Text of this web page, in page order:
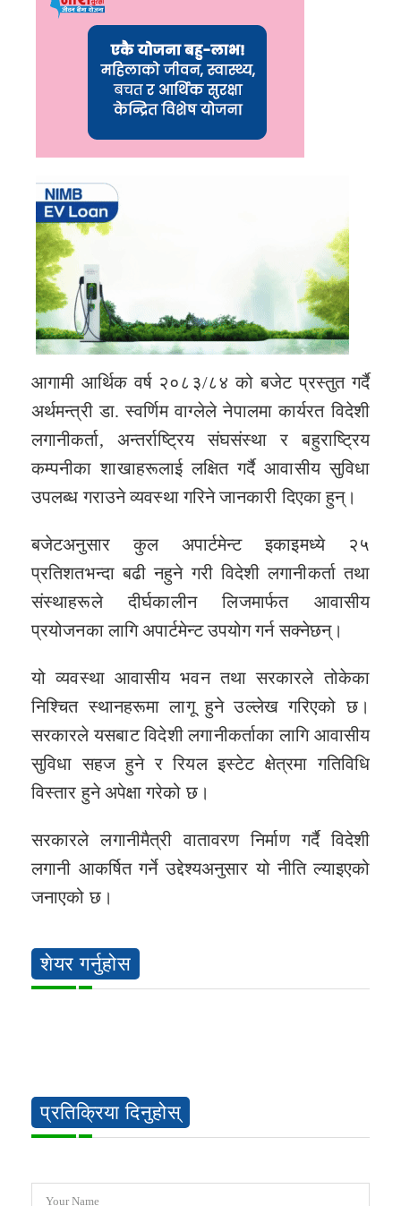
आगामी आर्थिक वर्ष २०८३/८४ को बजेट प्रस्तुत गर्दै
अर्थमन्त्री डा. स्वर्णिम वाग्लेले नेपालमा कार्यरत विदेशी
लगानीकर्ता, अन्तर्राष्ट्रिय संघसंस्था र बहुराष्ट्रिय
कम्पनीका शाखाहरूलाई लक्षित गर्दै आवासीय सुविधा
उपलब्ध गराउने व्यवस्था गरिने जानकारी दिएका हुन्।
बजेटअनुसार कुल अपार्टमेन्ट इकाइमध्ये २५
प्रतिशतभन्दा बढी नहुने गरी विदेशी लगानीकर्ता तथा
संस्थाहरूले दीर्घकालीन लिजमार्फत आवासीय
प्रयोजनका लागि अपार्टमेन्ट उपयोग गर्न सक्नेछन्।
यो व्यवस्था आवासीय भवन तथा सरकारले तोकेका
निश्चित स्थानहरूमा लागू हुने उल्लेख गरिएको छ।
सरकारले यसबाट विदेशी लगानीकर्ताका लागि आवासीय
सुविधा सहज हुने र रियल इस्टेट क्षेत्रमा गतिविधि
विस्तार हुने अपेक्षा गरेको छ।
सरकारले लगानीमैत्री वातावरण निर्माण गर्दै विदेशी
लगानी आकर्षित गर्ने उद्देश्यअनुसार यो नीति ल्याइएको
जनाएको छ।
शेयर गर्नुहोस
प्रतिक्रिया दिनुहोस्
Your Name